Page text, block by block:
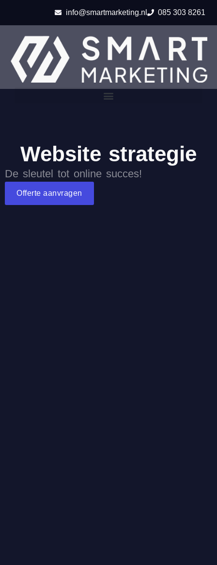
info@smartmarketing.nl 085 303 8261
Website strategie
De sleutel tot online succes!
Offerte aanvragen